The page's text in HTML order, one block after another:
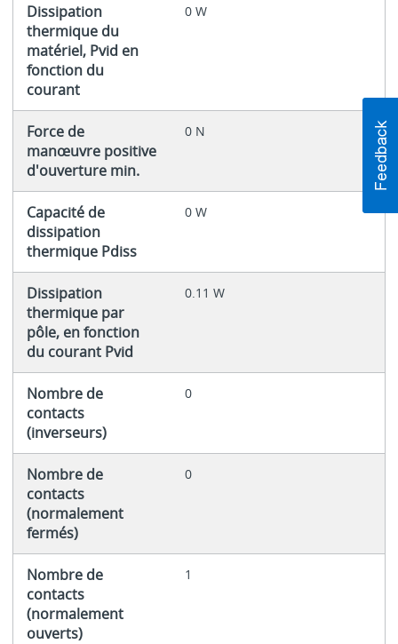
Dissipation
thermique du
matériel, Pvid en
fonction du
courant
0 W
Force de
manœuvre positive
d'ouverture min.
0 N
Capacité de
dissipation
thermique Pdiss
0 W
Dissipation
thermique par
pôle, en fonction
du courant Pvid
0.11 W
Nombre de
contacts
(inverseurs)
0
Nombre de
contacts
(normalement
fermés)
0
Nombre de
contacts
(normalement
ouverts)
1